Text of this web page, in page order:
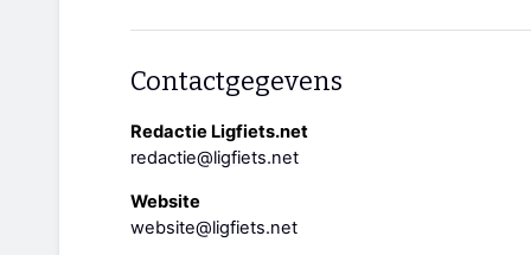
Contactgegevens
Redactie Ligfiets.net
redactie@ligfiets.net
Website
website@ligfiets.net